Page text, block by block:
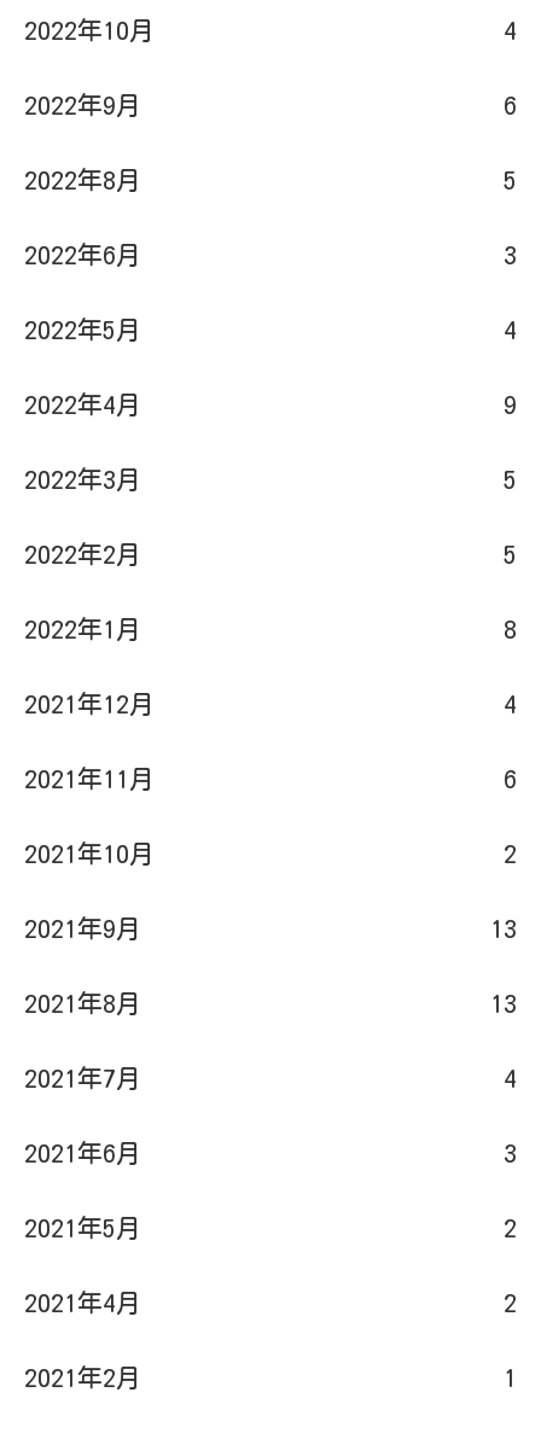
2022年10月 4
2022年9月 6
2022年8月 5
2022年6月 3
2022年5月 4
2022年4月 9
2022年3月 5
2022年2月 5
2022年1月 8
2021年12月 4
2021年11月 6
2021年10月 2
2021年9月 13
2021年8月 13
2021年7月 4
2021年6月 3
2021年5月 2
2021年4月 2
2021年2月 1